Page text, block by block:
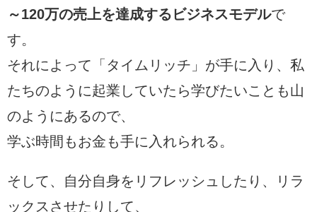
～120万の売上を達成するビジネスモデルで
す。
それによって「タイムリッチ」が手に入り、私
たちのように起業していたら学びたいことも山
のようにあるので、
学ぶ時間もお金も手に入れられる。
そして、自分自身をリフレッシュしたり、リラ
ックスさせたりして、